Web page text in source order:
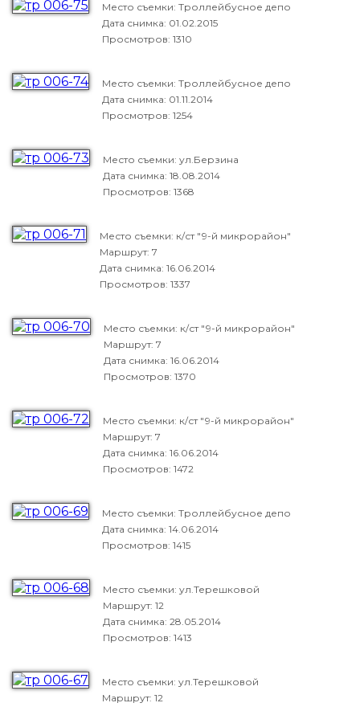
Место съемки: Троллейбусное депо
Дата снимка: 01.02.2015
Просмотров: 1310
Место съемки: Троллейбусное депо
Дата снимка: 01.11.2014
Просмотров: 1254
Место съемки: ул.Берзина
Дата снимка: 18.08.2014
Просмотров: 1368
Место съемки: к/ст "9-й микрорайон"
Маршрут: 7
Дата снимка: 16.06.2014
Просмотров: 1337
Место съемки: к/ст "9-й микрорайон"
Маршрут: 7
Дата снимка: 16.06.2014
Просмотров: 1370
Место съемки: к/ст "9-й микрорайон"
Маршрут: 7
Дата снимка: 16.06.2014
Просмотров: 1472
Место съемки: Троллейбусное депо
Дата снимка: 14.06.2014
Просмотров: 1415
Место съемки: ул.Терешковой
Маршрут: 12
Дата снимка: 28.05.2014
Просмотров: 1413
Место съемки: ул.Терешковой
Маршрут: 12